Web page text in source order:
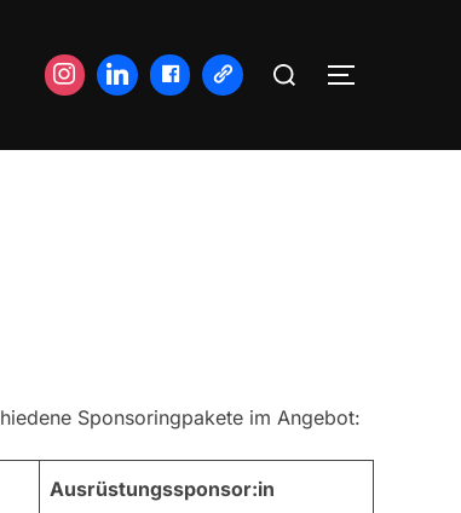
Suchen
nach:
Sponsoringpakete im Angebot:
Ausrüstungssponsor:in